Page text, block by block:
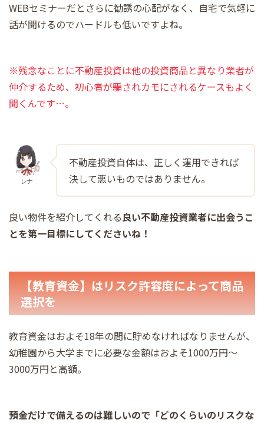
WEBセミナーだとさらに勧誘の心配がなく、自宅で気軽に
話が聞けるのでハードルも低いですよね。
※残念なことに不動産投資は他の投資商品と異なり業者が
仲介するため、初心者が騙されカモにされるケースもよく
聞くんです…。
レナ
不動産投資自体は、正しく運用できれば
決して悪いものではありません。
良い物件を紹介してくれる良い不動産投資業者に出会うこ
とを第一目標にしてくださいね！
【教育資金】はリスク許容度によって商品
選択を
教育資金はおよそ18年の間に貯めなければなりませんが、
幼稚園から大学までに必要な金額はおよそ1000万円～
3000万円と高額。
預金だけで備えるのは難しいので「どのくらいのリスクな